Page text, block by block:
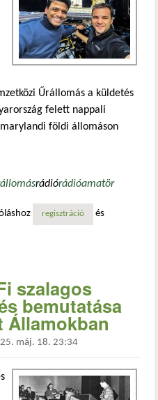
Űrállomás a küldetés
felett nappali
földi állomáson
rádiórádióamatör
kapcsolatban az űrből jelentkező kapu
regisztráció és
szalagos
bemutatása
Államokban
máj. 18. 23:34